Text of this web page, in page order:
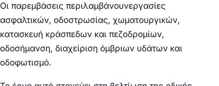
Οι παρεμβάσεις περιλαμβάνουνεργασίες
ασφαλτικών, οδοστρωσίας, χωματουργικών,
κατασκευή κράσπεδων και πεζοδρομίων,
οδοσήμανση, διαχείριση όμβριων υδάτων και
οδοφωτισμό.